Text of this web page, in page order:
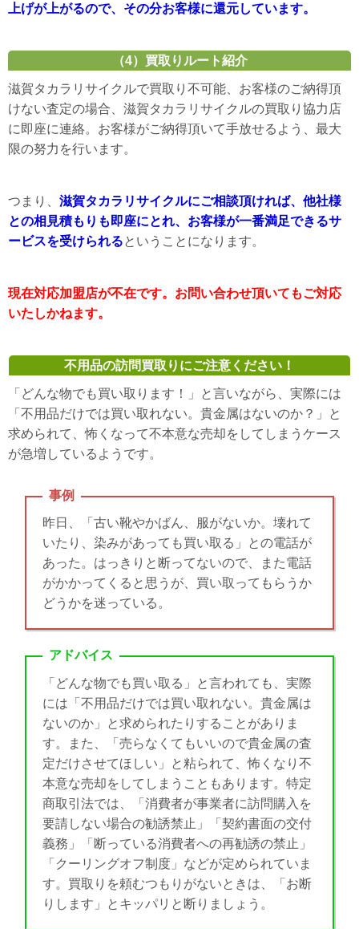
上げが上がるので、その分お客様に還元しています。
（4）買取りルート紹介
滋賀タカラリサイクルで買取り不可能、お客様のご納得頂
けない査定の場合、滋賀タカラリサイクルの買取り協力店
に即座に連絡。お客様がご納得頂いて手放せるよう、最大
限の努力を行います。
つまり、 滋賀タカラリサイクルにご相談頂ければ、他社様
との相見積もりも即座にとれ、お客様が一番満足できるサ
ービスを受けられるということになります。
現在対応加盟店が不在です。お問い合わせ頂いてもご対応
いたしかねます。
不用品の訪問買取りにご注意ください！
「どんな物でも買い取ります！」と言いながら、実際には
「不用品だけでは買い取れない。貴金属はないのか？」と
求められて、怖くなって不本意な売却をしてしまうケース
が急増しているようです。
事例
昨日、「古い靴やかばん、服がないか。壊れて
いたり、染みがあっても買い取る」との電話が
あった。はっきりと断ってないので、また電話
がかかってくると思うが、買い取ってもらうか
どうかを迷っている。
アドバイス
「どんな物でも買い取る」と言われても、実際
には「不用品だけでは買い取れない。貴金属は
ないのか」と求められたりすることがありま
す。また、「売らなくてもいいので貴金属の査
定だけさせてほしい」と粘られて、怖くなり不
本意な売却をしてしまうこともあります。特定
商取引法では、「消費者が事業者に訪問購入を
要請しない場合の勧誘禁止」「契約書面の交付
義務」「断っている消費者への再勧誘の禁止」
「クーリングオフ制度」などが定められていま
す。買取りを頼むつもりがないときは、「お断
りします」とキッパリと断りましょう。